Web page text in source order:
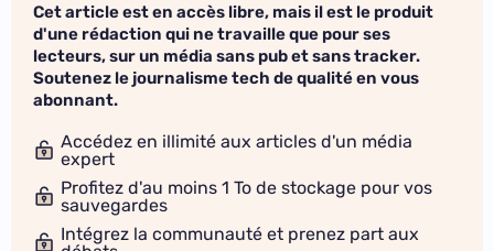
Cet article est en accès libre, mais il est le produit
d'une rédaction qui ne travaille que pour ses
lecteurs, sur un média sans pub et sans tracker.
Soutenez le journalisme tech de qualité en vous
abonnant.
Accédez en illimité aux articles d'un média
expert
Profitez d'au moins 1 To de stockage pour vos
sauvegardes
Intégrez la communauté et prenez part aux